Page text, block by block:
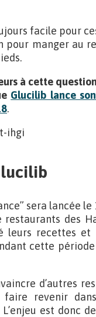
facile pour
pour manger au
à cette
Glucilib lance
.
sera lancée
restaurants des
leurs recettes
cette
d’autres
revenir
est donc